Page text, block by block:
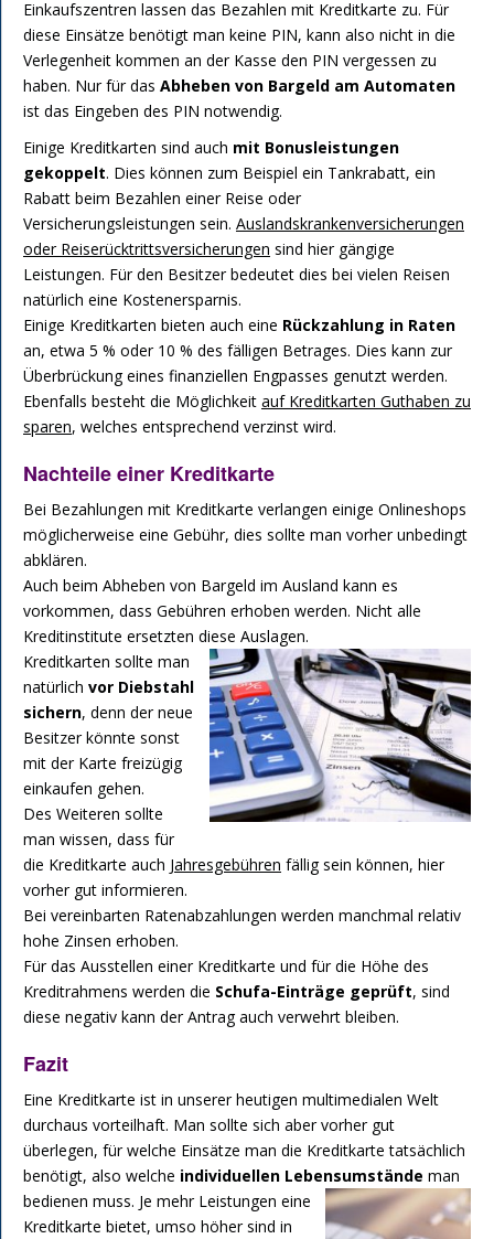
Einkaufszentren lassen das Bezahlen mit Kreditkarte zu. Für
diese Einsätze benötigt man keine PIN, kann also nicht in die
Verlegenheit kommen an der Kasse den PIN vergessen zu
haben. Nur für das Abheben von Bargeld am Automaten
ist das Eingeben des PIN notwendig.
Einige Kreditkarten sind auch mit Bonusleistungen
gekoppelt. Dies können zum Beispiel ein Tankrabatt, ein
Rabatt beim Bezahlen einer Reise oder
Versicherungsleistungen sein. Auslandskrankenversicherungen
oder Reiserücktrittsversicherungen sind hier gängige
Leistungen. Für den Besitzer bedeutet dies bei vielen Reisen
natürlich eine Kostenersparnis.
Einige Kreditkarten bieten auch eine Rückzahlung in Raten
an, etwa 5 % oder 10 % des fälligen Betrages. Dies kann zur
Überbrückung eines finanziellen Engpasses genutzt werden.
Ebenfalls besteht die Möglichkeit auf Kreditkarten Guthaben zu
sparen, welches entsprechend verzinst wird.
Nachteile einer Kreditkarte
Bei Bezahlungen mit Kreditkarte verlangen einige Onlineshops
möglicherweise eine Gebühr, dies sollte man vorher unbedingt
abklären.
Auch beim Abheben von Bargeld im Ausland kann es
vorkommen, dass Gebühren erhoben werden. Nicht alle
Kreditinstitute ersetzten diese Auslagen.
Kreditkarten sollte man
natürlich vor Diebstahl
sichern, denn der neue
Besitzer könnte sonst
mit der Karte freizügig
einkaufen gehen.
Des Weiteren sollte
man wissen, dass für
die Kreditkarte auch Jahresgebühren fällig sein können, hier
vorher gut informieren.
Bei vereinbarten Ratenabzahlungen werden manchmal relativ
hohe Zinsen erhoben.
Für das Ausstellen einer Kreditkarte und für die Höhe des
Kreditrahmens werden die Schufa-Einträge geprüft, sind
diese negativ kann der Antrag auch verwehrt bleiben.
Fazit
Eine Kreditkarte ist in unserer heutigen multimedialen Welt
durchaus vorteilhaft. Man sollte sich aber vorher gut
überlegen, für welche Einsätze man die Kreditkarte tatsächlich
benötigt, also welche individuellen Lebensumstände man
bedienen muss. Je mehr Leistungen eine
Kreditkarte bietet, umso höher sind in